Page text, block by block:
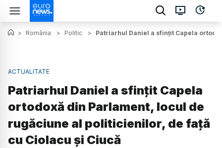
> România > Politic > Patriarhul Daniel a sfințit Capela
ACTUALITATE
Patriarhul Daniel a sfințit Capela
ortodoxă din Parlament, locul de
rugăciune al politicienilor, de față
cu Ciolacu și Ciucă